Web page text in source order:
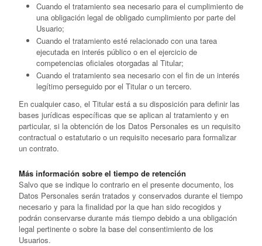
Cuando el tratamiento sea necesario para el cumplimiento de
una obligación legal de obligado cumplimiento por parte del
Usuario;
Cuando el tratamiento esté relacionado con una tarea
ejecutada en interés público o en el ejercicio de
competencias oficiales otorgadas al Titular;
Cuando el tratamiento sea necesario con el fin de un interés
legítimo perseguido por el Titular o un tercero.
En cualquier caso, el Titular está a su disposición para definir las
bases jurídicas específicas que se aplican al tratamiento y en
particular, si la obtención de los Datos Personales es un requisito
contractual o estatutario o un requisito necesario para formalizar
un contrato.
Más información sobre el tiempo de retención
Salvo que se indique lo contrario en el presente documento, los
Datos Personales serán tratados y conservados durante el tiempo
necesario y para la finalidad por la que han sido recogidos y
podrán conservarse durante más tiempo debido a una obligación
legal pertinente o sobre la base del consentimiento de los
Usuarios.